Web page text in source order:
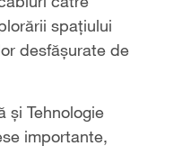
spațiului
desfășurate de
și Tehnologie
importante,